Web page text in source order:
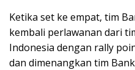
Ketika set ke empat, tim
kembali perlawanan dari
Indonesia dengan rally
dan dimenangkan tim